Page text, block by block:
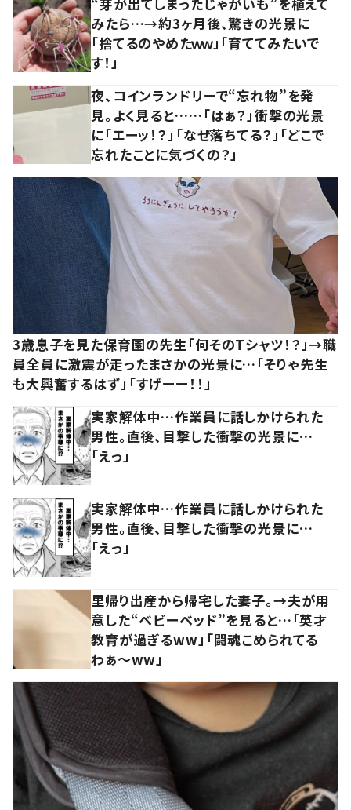
みたら…→約3ヶ月後、驚きの光景に
「捨てるのやめたｗｗ」「育ててみたいで
す！」
夜、コインランドリーで“忘れ物”を発
見。よく見ると……「はぁ？」衝撃の光景
に「エーッ！？」「なぜ落ちてる？」「どこで
忘れたことに気づくの？」
3歳息子を見た保育園の先生「何そのTシャツ！？」→職
員全員に激震が走ったまさかの光景に…「そりゃ先生
も大興奮するはず」「すげーー！！」
実家解体中…作業員に話しかけられた
男性。直後、目撃した衝撃の光景に…
「えっ」
実家解体中…作業員に話しかけられた
男性。直後、目撃した衝撃の光景に…
「えっ」
里帰り出産から帰宅した妻子。→夫が用
意した“ベビーベッド”を見ると…「英才
教育が過ぎるww」「闘魂こめられてる
わぁ～ww」